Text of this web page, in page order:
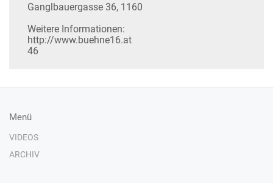
Ganglbauergasse 36, 1160
Weitere Informationen:
http://www.buehne16.at
46
Menü
VIDEOS
ARCHIV